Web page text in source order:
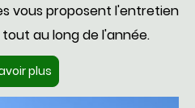
vous proposent l'entretien
au long de l'année.
plus